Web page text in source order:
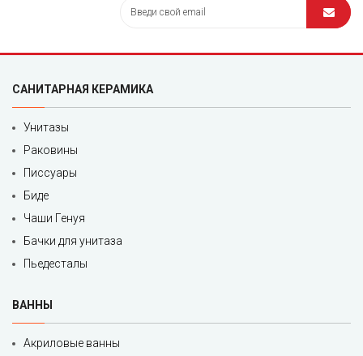
САНИТАРНАЯ КЕРАМИКА
Унитазы
Раковины
Писсуары
Биде
Чаши Генуя
Бачки для унитаза
Пьедесталы
ВАННЫ
Акриловые ванны